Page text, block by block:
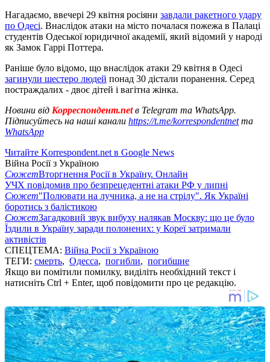
Нагадаємо, ввечері 29 квітня росіяни завдали ракетного удару
по Одесі. Внаслідок атаки на місто почалася пожежа в Палаці
студентів Одеської юридичної академії, який відомий у народі
як Замок Гаррі Поттера.
Раніше було відомо, що внаслідок атаки 29 квітня в Одесі
загинули шестеро людей понад 30 дістали поранення. Серед
постраждалих - двоє дітей і вагітна жінка.
Новини від Корреспондент.netв Telegram та WhatsApp.
Підписуйтесь на наші канали https://t.me/korrespondentnetта
WhatsApp
Читайте Korrespondent.net в Google News
Війна Росії з Україною
СюжетВторгнення Росії в Україну. Онлайн
УЧХ повідомив про безпрецедентні атаки РФ у липні
Сюжет"Полювати на лучника, а не на стрілу". Як Україні
боротись з балістикою
СюжетЗагадковий звук вибуху налякав Москву: що це було
Їздили в Україну заради полонених: у Кореї затримали
активістів
СПЕЦТЕМА: Війна Росії з Україною
ТЕГИ: смерть, Одесса, погибли, погибшие
Якщо ви помітили помилку, виділіть необхідний текст і
натисніть Ctrl + Enter, щоб повідомити про це редакцію.